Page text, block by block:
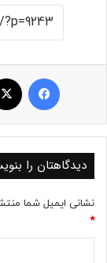
دیدگاهتان را
نشانی ایمیل شما
*